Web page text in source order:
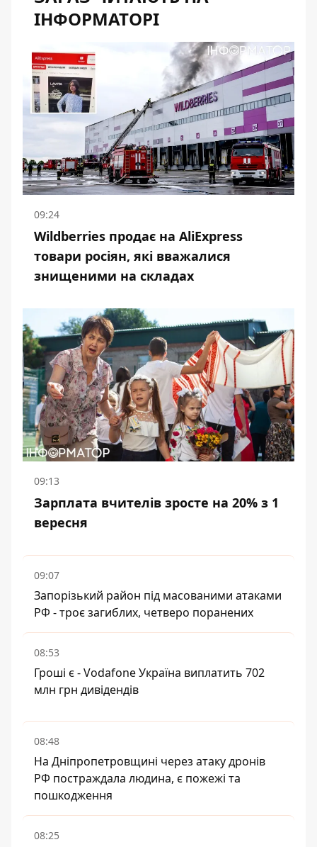
ІНФОРМАТОРІ
09:24
Wildberries продає на AliExpress
товари росіян, які вважалися
знищеними на складах
09:13
Зарплата вчителів зросте на 20% з 1
вересня
09:07
Запорізький район під масованими атаками
РФ - троє загиблих, четверо поранених
08:53
Гроші є - Vodafone Україна виплатить 702
млн грн дивідендів
08:48
На Дніпропетровщині через атаку дронів
РФ постраждала людина, є пожежі та
пошкодження
08:25